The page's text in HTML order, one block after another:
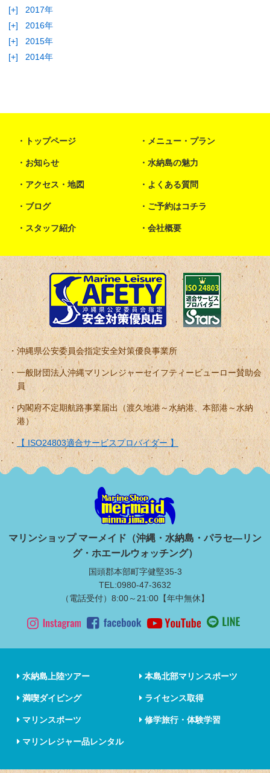
[+]
2017年
[+]
2016年
[+]
2015年
[+]
2014年
トップページ メニュー・プラン
お知らせ 水納島の魅力
アクセス・地図 よくある質問
ブログ ご予約はコチラ
スタッフ紹介 会社概要
沖縄県公安委員会指定安全対策優良事業所
一般財団法人沖縄マリンレジャーセイフティービューロー賛助会
員
内閣府不定期航路事業届出（渡久地港～水納港、本部港～水納
港）
【 ISO24803適合サービスプロバイダー 】
マリンショップ マーメイド（沖縄・水納島・パラセ―リン
グ・ホエールウォッチング）
国頭郡本部町字健堅35-3
TEL:0980-47-3632
（電話受付）8:00～21:00【年中無休】
水納島上陸ツアー 本島北部マリンスポーツ
満喫ダイビング ライセンス取得
マリンスポーツ 修学旅行・体験学習
マリンレジャー品レンタル